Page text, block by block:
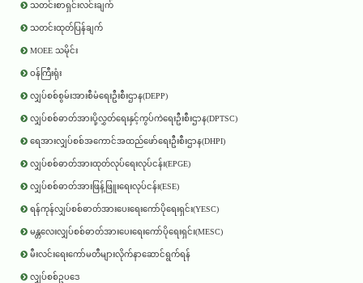
သတင်းစာရှင်းလင်းချက်
သတင်းထုတ်ပြန်ချက်
MOEE သမိုင်း
ဝန်ကြီးရုံး
လျှပ်စစ်စွမ်းအားစီမံရေးဦးစီးဌာန(DEPP)
လျှပ်စစ်ဓာတ်အားပို့လွှတ်ရေးနှင့်ကွပ်ကဲရေးဦးစီးဌာန(DPTSC)
ရေအားလျှပ်စစ်အကောင်အထည်ဖော်ရေးဦးစီးဌာန(DHPI)
လျှပ်စစ်ဓာတ်အားထုတ်လုပ်ရေးလုပ်ငန်း(EPGE)
လျှပ်စစ်ဓာတ်အားဖြန့်ဖြူးရေးလုပ်ငန်း(ESE)
ရန်ကုန်လျှပ်စစ်ဓာတ်အားပေးရေးကော်ပိုရေးရှင်း(YESC)
မန္တလေးလျှပ်စစ်ဓာတ်အားပေးရေးကော်ပိုရေးရှင်း(MESC)
မီးလင်းရေးကော်မတီများလိုက်နာဆောင်ရွက်ရန်
လျှပ်စစ်ဥပဒေ